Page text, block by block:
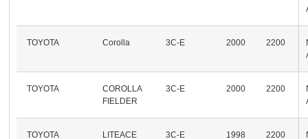
TOYOTA Corolla 3C-E 2000 2200
TOYOTA
COROLLA
FIELDER
3C-E 2000 2200
TOYOTA LITEACE 3C-E 1998 2200